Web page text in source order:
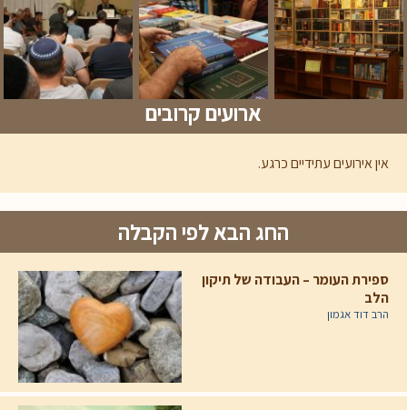
ארועים קרובים
אין אירועים עתידיים כרגע.
החג הבא לפי הקבלה
ספירת העומר – העבודה של תיקון
הלב
הרב דוד אגמון